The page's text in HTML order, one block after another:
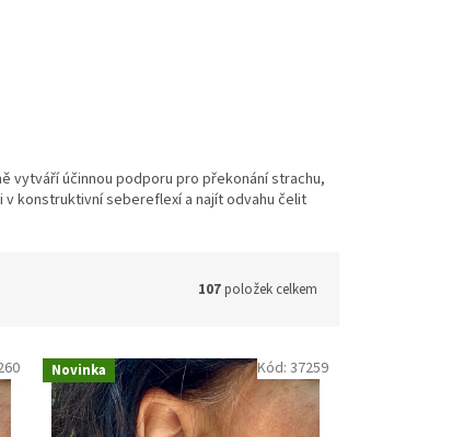
vytváří účinnou podporu pro překonání strachu,
konstruktivní sebereflexí a najít odvahu čelit
107položek celkem
Novinka Kód: 37259